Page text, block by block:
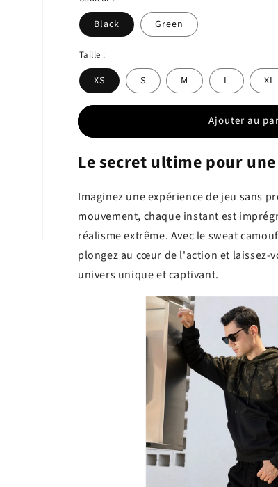
Black Green
Taille :
XS S M L XL
Ajouter au
Le secret ultime pour
Imaginez une expérience de jeu sans
mouvement, chaque instant est
réalisme extrême. Avec le sweat
plongez au cœur de l'action et laissez-
univers unique et captivant.